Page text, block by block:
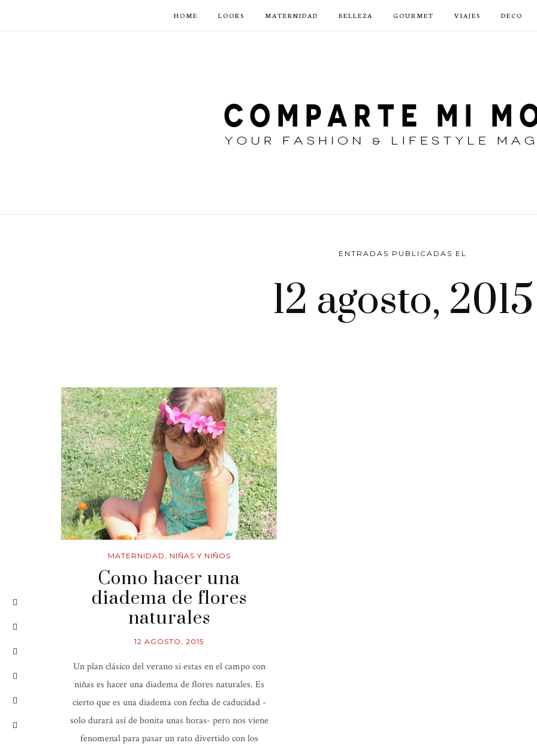
HOME LOOKS MATERNIDAD BELLEZA GOURMET VIAJES DECO
ENTRADAS PUBLICADAS EL
12 agosto, 2015
MATERNIDAD, NIÑAS Y NIÑOS
Como hacer una
diadema de flores
naturales
12 AGOSTO, 2015
Un plan clásico del verano si estas en el campo con
niñas es hacer una diadema de flores naturales. Es
cierto que es una diadema con fecha de caducidad -
solo durará así de bonita unas horas- pero nos viene
fenomenal para pasar un rato divertido con los